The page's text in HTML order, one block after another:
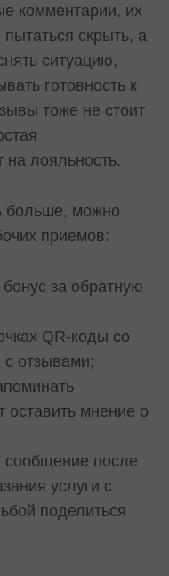
комментарии, их
скрыть, а
ситуацию,
готовность к
тоже не стоит
на лояльность.
больше, можно
приемов:
за обратную
QR-коды со
отзывами;
оставить мнение о
сообщение после
услуги с
поделиться